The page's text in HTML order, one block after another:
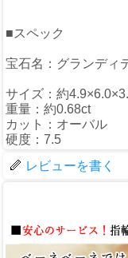
■スペック
宝石名：グランディ
サイズ：約
重量：約0.68ct
カット：オーバル
硬度：7.5
レビューを書く